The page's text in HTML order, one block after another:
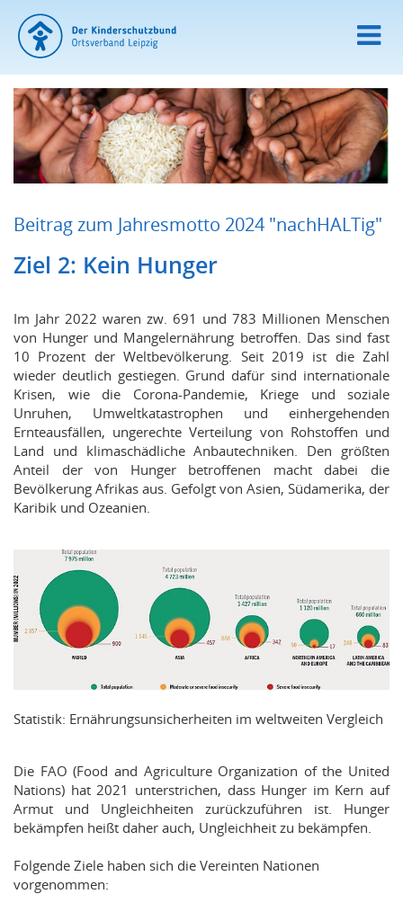
Beitrag zum Jahresmotto 2024 "nachHALTig"
Ziel 2: Kein Hunger
Im Jahr 2022 waren zw. 691 und 783 Millionen Menschen
von Hunger und Mangelernährung betroffen. Das sind fast
10 Prozent der Weltbevölkerung. Seit 2019 ist die Zahl
wieder deutlich gestiegen. Grund dafür sind internationale
Krisen, wie die Corona-Pandemie, Kriege und soziale
Unruhen, Umweltkatastrophen und einhergehenden
Ernteausfällen, ungerechte Verteilung von Rohstoffen und
Land und klimaschädliche Anbautechniken. Den größten
Anteil der von Hunger betroffenen macht dabei die
Bevölkerung Afrikas aus. Gefolgt von Asien, Südamerika, der
Karibik und Ozeanien.
Statistik: Ernährungsunsicherheiten im weltweiten Vergleich
Die FAO (Food and Agriculture Organization of the United
Nations) hat 2021 unterstrichen, dass Hunger im Kern auf
Armut und Ungleichheiten zurückzuführen ist. Hunger
bekämpfen heißt daher auch, Ungleichheit zu bekämpfen.
Folgende Ziele haben sich die Vereinten Nationen
vorgenommen: